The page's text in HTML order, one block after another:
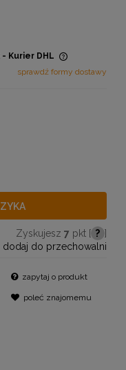
- Kurier DHL
płatności
sprawdź formy dostawy
Zyskujesz 7 pkt [ ? ]
dodaj do przechowalni
zapytaj o produkt
poleć znajomemu